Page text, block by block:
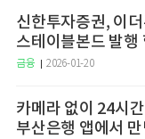
신한투자증권, 이
스테이블본드 발행
금융 2026-01-20
카메라 없이 24시
부산은행 앱에서